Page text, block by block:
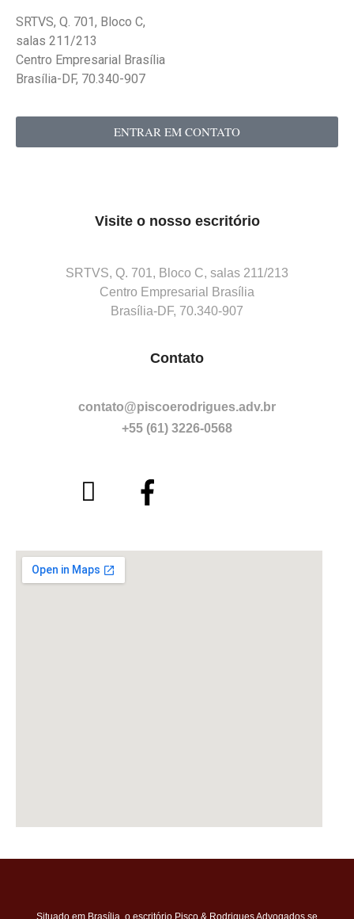
SRTVS, Q. 701, Bloco C,
salas 211/213
Centro Empresarial Brasília
Brasília-DF, 70.340-907
ENTRAR EM CONTATO
Visite o nosso escritório
SRTVS, Q. 701, Bloco C, salas 211/213
Centro Empresarial Brasília
Brasília-DF, 70.340-907
Contato
contato@piscoerodrigues.adv.br
+55 (61) 3226-0568
Situado em Brasília, o escritório Pisco & Rodrigues Advogados se